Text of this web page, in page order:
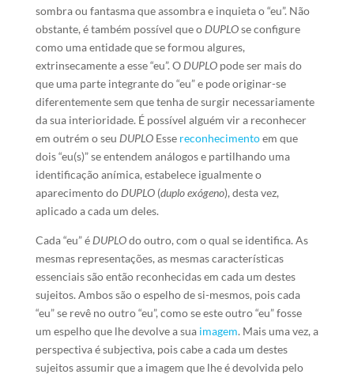
sombra ou fantasma que assombra e inquieta o “eu”. Não
obstante, é também possível que o DUPLOse configure
como uma entidade que se formou algures,
extrinsecamente a esse “eu”. O DUPLOpode ser mais do
que uma parte integrante do “eu” e pode originar-se
diferentemente sem que tenha de surgir necessariamente
da sua interioridade. É possível alguém vir a reconhecer
em outrém o seu DUPLOEsse reconhecimentoem que
dois “eu(s)” se entendem análogos e partilhando uma
identificação anímica, estabelece igualmente o
aparecimento do DUPLO(duplo exógeno), desta vez,
aplicado a cada um deles.
Cada “eu” é DUPLOdo outro, com o qual se identifica. As
mesmas representações, as mesmas características
essenciais são então reconhecidas em cada um destes
sujeitos. Ambos são o espelho de si-mesmos, pois cada
“eu” se revê no outro “eu”, como se este outro “eu” fosse
um espelho que lhe devolve a sua imagem. Mais uma vez, a
perspectiva é subjectiva, pois cabe a cada um destes
sujeitos assumir que a imagem que lhe é devolvida pelo